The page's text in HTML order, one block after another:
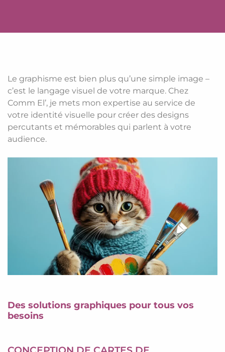
Le graphisme est bien plus qu’une simple image –
c’est le langage visuel de votre marque. Chez
Comm El’, je mets mon expertise au service de
votre identité visuelle pour créer des designs
percutants et mémorables qui parlent à votre
audience.
Des solutions graphiques pour tous vos
besoins